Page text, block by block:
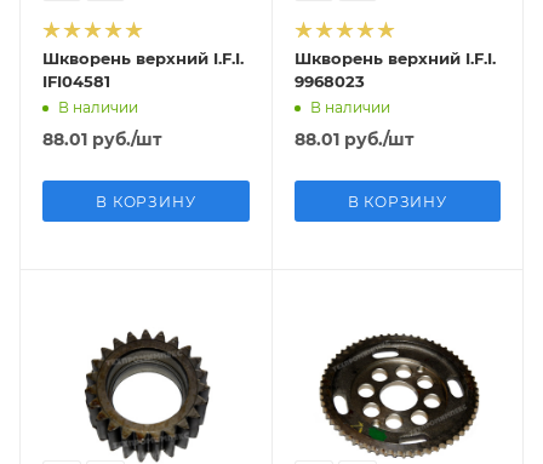
Шкворень верхний I.F.I.
IFI04581
В наличии
88.01 руб./шт
В КОРЗИНУ
Шкворень верхний I.F.I.
9968023
В наличии
88.01руб./шт
В КОРЗИНУ